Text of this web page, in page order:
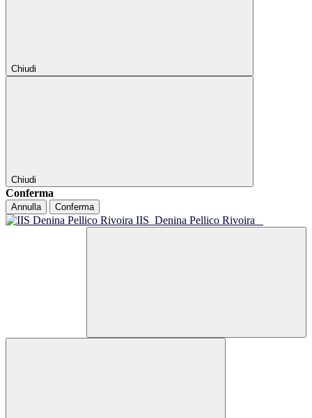
Chiudi
Chiudi
Conferma
Annulla Conferma
IIS Denina Pellico Rivoira